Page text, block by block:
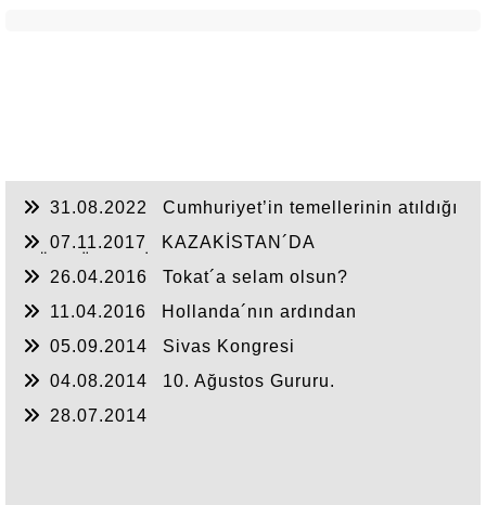
31.08.2022
Cumhuriyet’in temellerinin atıldığı
07.11.2017
KAZAKİSTAN´DA
26.04.2016
Tokat´a selam olsun?
11.04.2016
Hollanda´nın ardından
05.09.2014
Sivas Kongresi
04.08.2014
10. Ağustos Gururu.
28.07.2014